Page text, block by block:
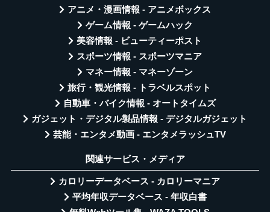
アニメ・漫画情報 - アニメボックス
ゲーム情報 - ゲームハック
美容情報 - ビューティーポスト
スポーツ情報 - スポーツマニア
マネー情報 - マネーゾーン
旅行・観光情報 - トラベルスポット
自動車・バイク情報 - オートタイムズ
ガジェット・デジタル製品情報 - デジタルガジェット
芸能・エンタメ動画 - エンタメラッシュTV
関連サービス・メディア
カロリーデータベース - カロリーマニア
平均年収データベース - 年収白書